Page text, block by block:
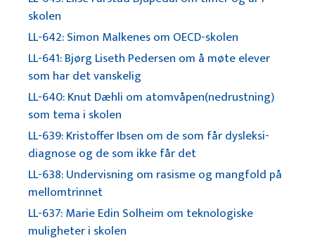
skolen
LL-642: Simon Malkenes om OECD-skolen
LL-641: Bjørg Liseth Pedersen om å møte elever
som har det vanskelig
LL-640: Knut Dæhli om atomvåpen(nedrustning)
som tema i skolen
LL-639: Kristoffer Ibsen om de som får dysleksi-
diagnose og de som ikke får det
LL-638: Undervisning om rasisme og mangfold på
mellomtrinnet
LL-637: Marie Edin Solheim om teknologiske
muligheter i skolen